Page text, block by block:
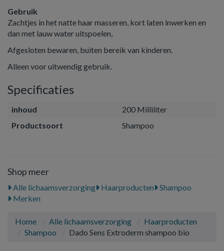
Gebruik
Zachtjes in het natte haar masseren, kort laten inwerken en
dan met lauw water uitspoelen,
Afgesloten bewaren, buiten bereik van kinderen.
Alleen voor uitwendig gebruik.
Specificaties
inhoud
200 Milliliter
Productsoort
Shampoo
Shop meer
Alle lichaamsverzorging Haarproducten
Shampoo
Merken
Home Alle lichaamsverzorging
Haarproducten
Shampoo
Dado Sens Extroderm shampoo bio